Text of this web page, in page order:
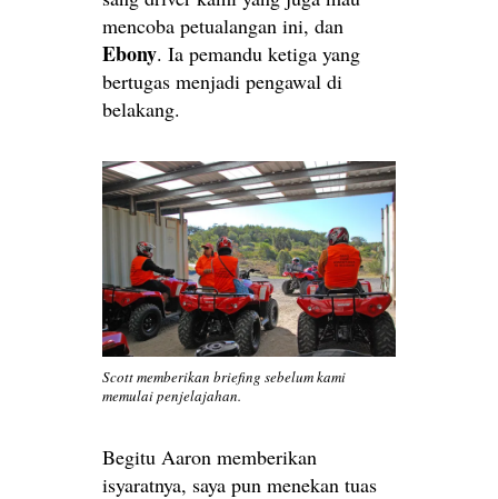
mencoba petualangan ini, dan
Ebony. Ia pemandu ketiga yang
bertugas menjadi pengawal di
belakang.
Scott memberikan briefing sebelum kami
memulai penjelajahan.
Begitu Aaron memberikan
isyaratnya, saya pun menekan tuas